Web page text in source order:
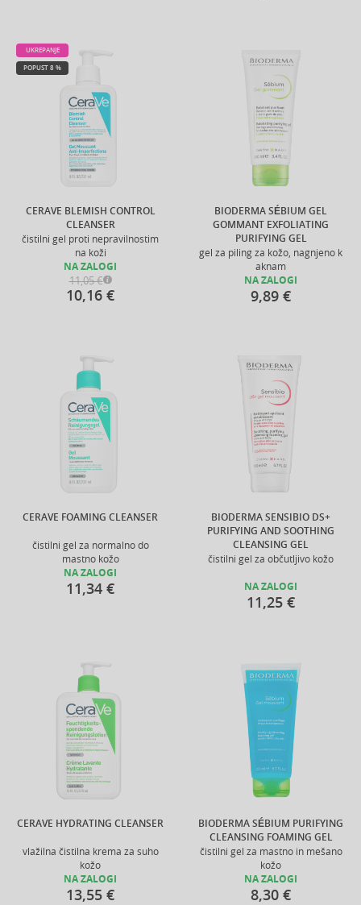
CERAVE BLEMISH CONTROL
CLEANSER
čistilni gel proti nepravilnostim
na koži
UKREPANJE
POPUST 8 %
NA ZALOGI
11,05 €
10,16 €
BIODERMA SÉBIUM GEL
GOMMANT EXFOLIATING
PURIFYING GEL
gel za piling za kožo, nagnjeno k
aknam
NA ZALOGI
9,89 €
CERAVE FOAMING CLEANSER
čistilni gel za normalno do
mastno kožo
NA ZALOGI
11,34 €
BIODERMA SENSIBIO DS+
PURIFYING AND SOOTHING
CLEANSING GEL
čistilni gel za občutljivo kožo
NA ZALOGI
11,25 €
CERAVE HYDRATING CLEANSER
vlažilna čistilna krema za suho
kožo
NA ZALOGI
13,55 €
BIODERMA SÉBIUM PURIFYING
CLEANSING FOAMING GEL
čistilni gel za mastno in mešano
kožo
NA ZALOGI
8,30 €